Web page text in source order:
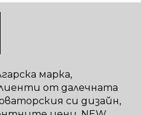
марка,
от далечната
си дизайн,